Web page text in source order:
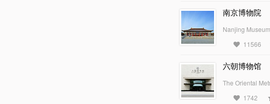
南京博物院
Nanjing Museum
11566
六朝博物馆
The Oriental
1742